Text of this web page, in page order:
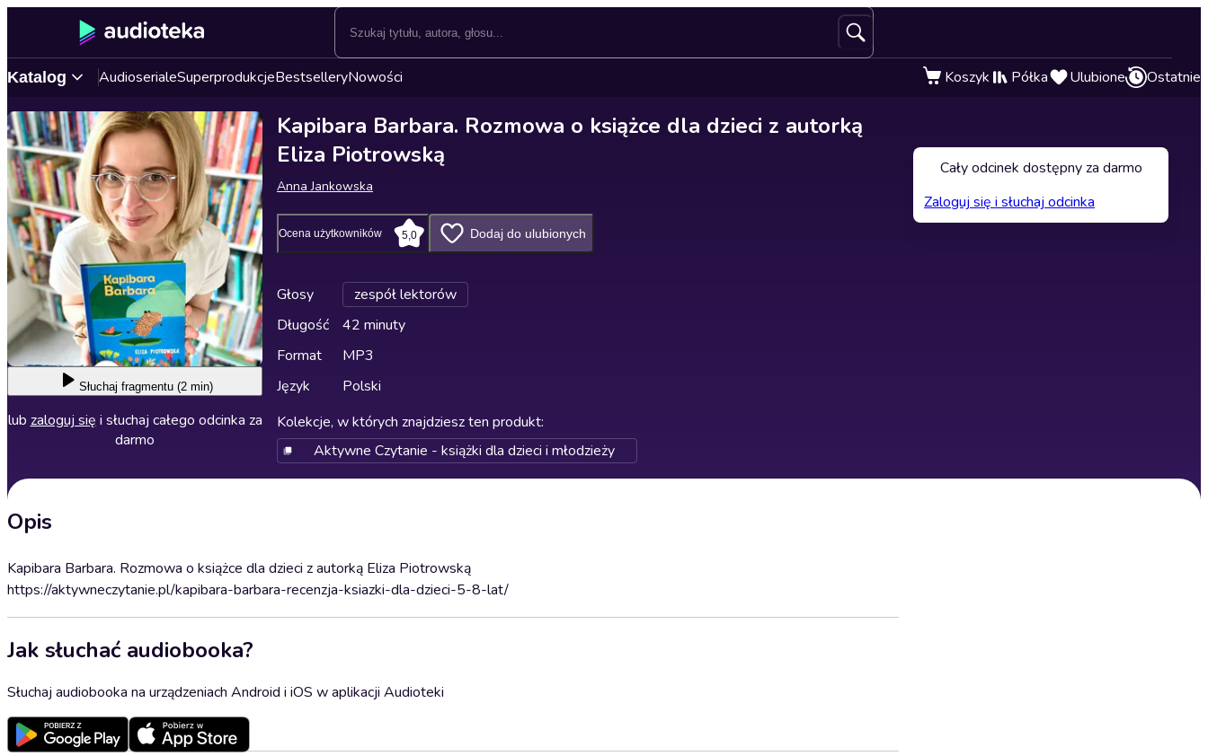
Katalog AudioserialeSuperprodukcjeBestselleryNowości Koszyk Półka Ulubione Ostatnie
Słuchaj fragmentu (2 min)
lub zaloguj się i słuchaj całego odcinka za
darmo
Kapibara Barbara. Rozmowa o książce dla dzieci z autorką
Eliza Piotrowską
Anna Jankowska
Ocena użytkowników 5,0 Dodaj do ulubionych
Głosy
zespół lektorów
Długość
42 minuty
Format
MP3
Język
Polski
Kolekcje, w których znajdziesz ten produkt:
Aktywne Czytanie - książki dla dzieci i młodzieży
Opis
Kapibara Barbara. Rozmowa o książce dla dzieci z autorką Eliza Piotrowską
https://aktywneczytanie.pl/kapibara-barbara-recenzja-ksiazki-dla-dzieci-5-8-lat/
Jak słuchać audiobooka?
Słuchaj audiobooka na urządzeniach Android i iOS w aplikacji Audioteki
Cały odcinek dostępny za darmo
Zaloguj się i słuchaj odcinka